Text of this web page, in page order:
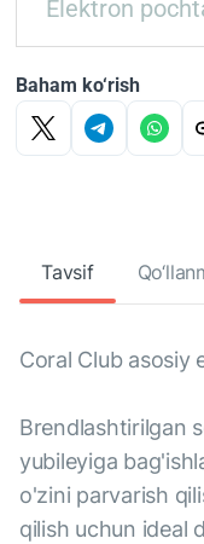
Baham ko‘rish
Tavsif
Coral Club asosiy
Brendlashtirilgan
yubileyiga
o'zini parvarish
qilish uchun ideal